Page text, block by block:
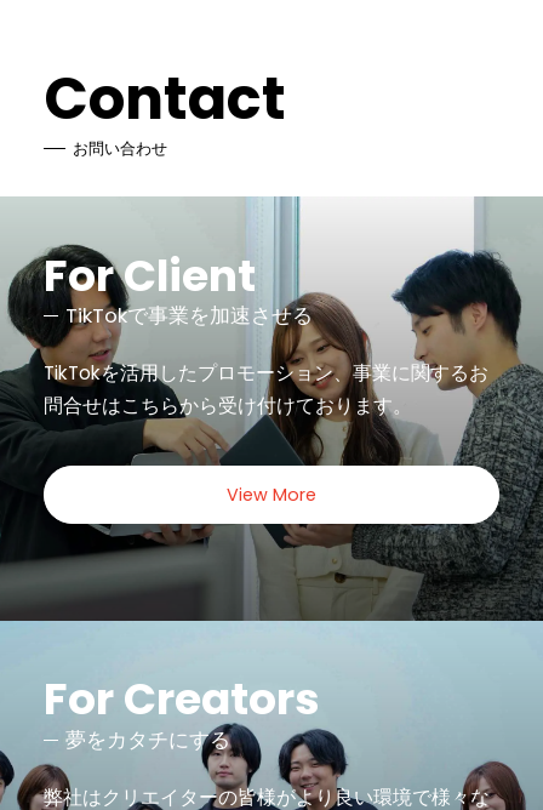
Contact
お問い合わせ
For Client
TikTokで事業を加速させる
TikTokを活用したプロモーション、事業に関するお
問合せはこちらから受け付けております。
View More
For Creators
夢をカタチにする
弊社はクリエイターの皆様がより良い環境で様々な